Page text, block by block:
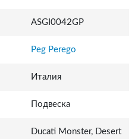
ASGI0042GP
Peg Perego
Италия
Подвеска
Ducati Monster, Desert